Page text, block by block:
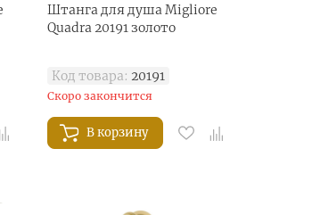
Штанга для душа Migliore
Quadra 20191 золото
Код товара: 20191
Скоро закончится
В корзину